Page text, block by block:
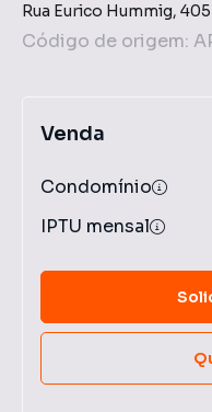
Rua Eurico Hummig, 405
Código de origem:
Venda
Condomínio
IPTU mensal